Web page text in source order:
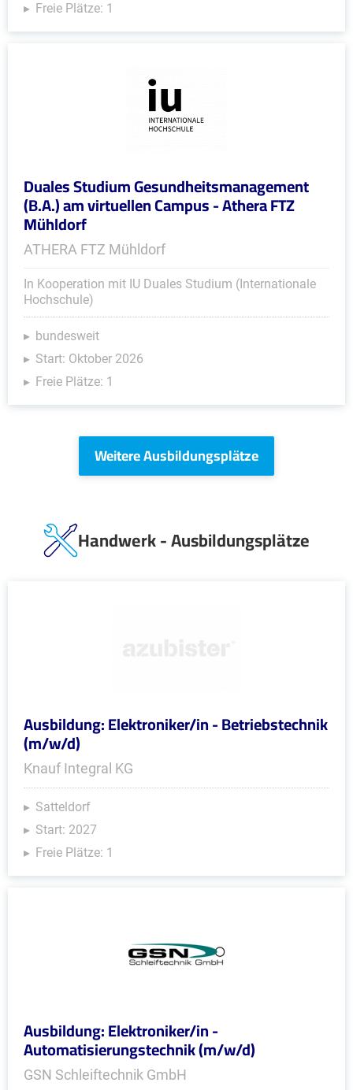
Freie Plätze: 1
Duales Studium Gesundheitsmanagement
(B.A.) am virtuellen Campus - Athera FTZ
Mühldorf
ATHERA FTZ Mühldorf
In Kooperation mit IU Duales Studium (Internationale
Hochschule)
bundesweit
Start: Oktober 2026
Freie Plätze: 1
Weitere Ausbildungsplätze
Handwerk - Ausbildungsplätze
Ausbildung: Elektroniker/in - Betriebstechnik
(m/w/d)
Knauf Integral KG
Satteldorf
Start: 2027
Freie Plätze: 1
Ausbildung: Elektroniker/in -
Automatisierungstechnik (m/w/d)
GSN Schleiftechnik GmbH